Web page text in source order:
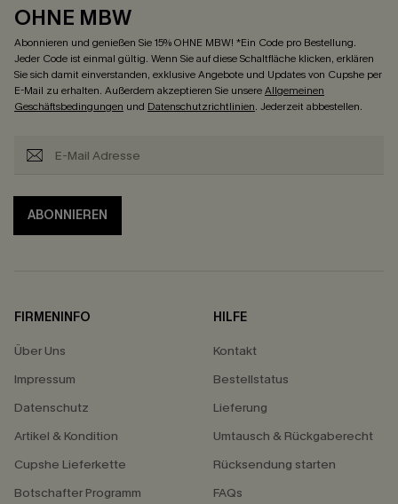
OHNE MBW
Abonnieren und genießen Sie 15% OHNE MBW! *Ein Code pro Bestellung.
Jeder Code ist einmal gültig. Wenn Sie auf diese Schaltfläche klicken, erklären
Sie sich damit einverstanden, exklusive Angebote und Updates von Cupshe per
E-Mail zu erhalten. Außerdem akzeptieren Sie unsereAllgemeinen
Geschäftsbedingungen und Datenschutzrichtlinien. Jederzeit abbestellen.
ABONNIEREN
FIRMENINFO
Über Uns
Impressum
Datenschutz
Artikel & Kondition
Cupshe Lieferkette
Botschafter Programm
HILFE
Kontakt
Bestellstatus
Lieferung
Umtausch & Rückgaberecht
Rücksendung starten
FAQs